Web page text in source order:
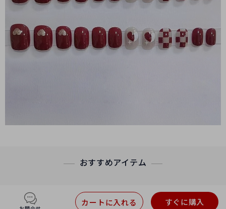
おすすめアイテム
すぐに購入
カートに入れる